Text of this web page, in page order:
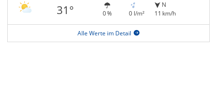
31° 0 % 0 l/m²
N
11 km/h
Alle Werte im Detail